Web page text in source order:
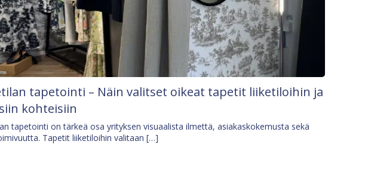
tapetointi – Näin valitset oikeat tapetit liiketiloihin ja
kohteisiin
tapetointi on tärkeä osa yrityksen visuaalista ilmettä, asiakaskokemusta sekä
Tapetit liiketiloihin valitaan […]